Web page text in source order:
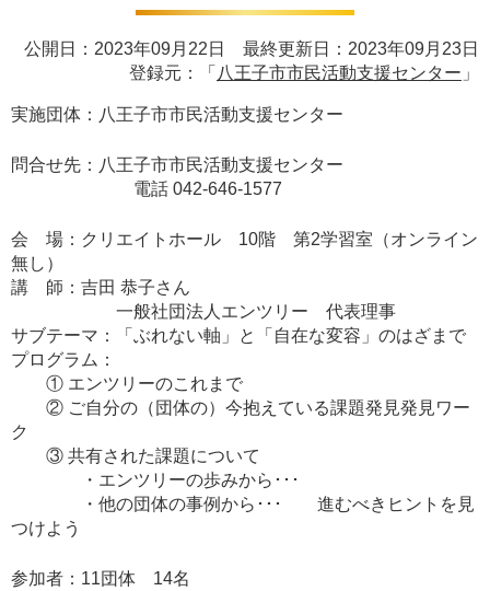
公開日：2023年09月22日 最終更新日：2023年09月23日
登録元：「 八王子市市民活動支援センター 」
実施団体：八王子市市民活動支援センター
問合せ先：八王子市市民活動支援センター
電話 042-646-1577
会 場：クリエイトホール 10階 第2学習室（オンライン
無し）
講 師：吉田 恭子さん
一般社団法人エンツリー 代表理事
サブテーマ：「ぶれない軸」と「自在な変容」のはざまで
プログラム：
① エンツリーのこれまで
② ご自分の（団体の）今抱えている課題発見発見ワー
ク
③ 共有された課題について
・エンツリーの歩みから･･･
・他の団体の事例から･･･ 進むべきヒントを見
つけよう
参加者：11団体 14名